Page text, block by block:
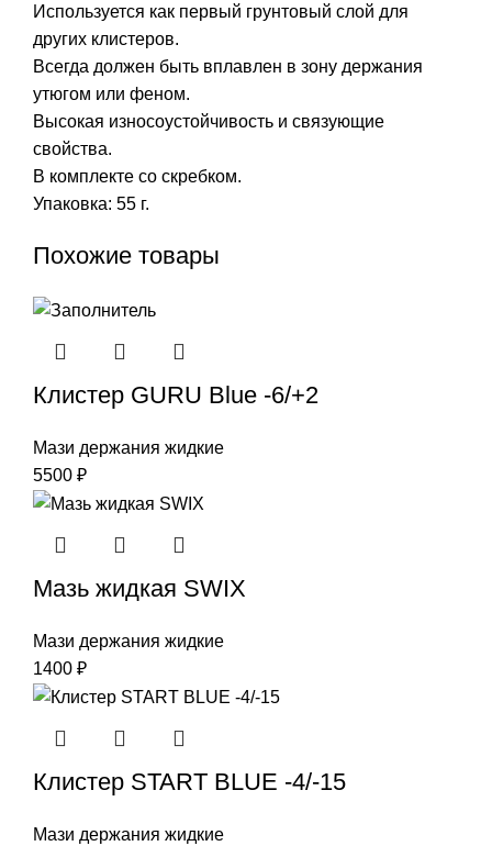
Используется как первый грунтовый слой для
других клистеров.
Всегда должен быть вплавлен в зону держания
утюгом или феном.
Высокая износоустойчивость и связующие
свойства.
В комплекте со скребком.
Упаковка: 55 г.
Похожие товары
Клистер GURU Blue -6/+2
Мази держания жидкие
5500 ₽
Мазь жидкая SWIX
Мази держания жидкие
1400 ₽
Клистер START BLUE -4/-15
Мази держания жидкие